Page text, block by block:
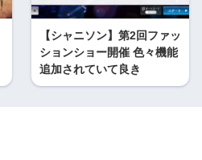
【シャニソン】第2回ファッ
ションショー開催 色々機能
追加されていて良き